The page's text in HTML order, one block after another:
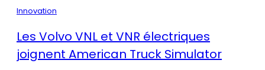
Innovation
Les Volvo VNL et VNR électriques
joignent American Truck Simulator